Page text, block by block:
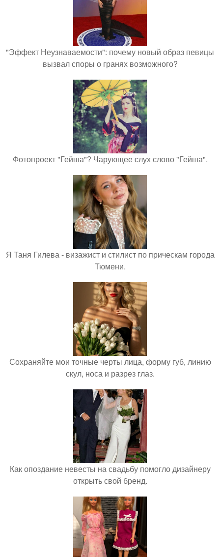
"Эффект Неузнаваемости": почему новый образ певицы
вызвал споры о гранях возможного?
Фотопроект "Гейша"? Чарующее слух слово "Гейша".
Я Таня Гилева - визажист и стилист по прическам города
Тюмени.
Сохраняйте мои точные черты лица, форму губ, линию
скул, носа и разрез глаз.
Как опоздание невесты на свадьбу помогло дизайнеру
открыть свой бренд.